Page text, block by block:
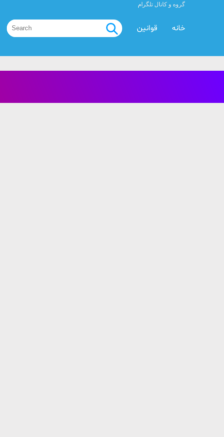
گروه و کانال تلگرام
قوانین خانه